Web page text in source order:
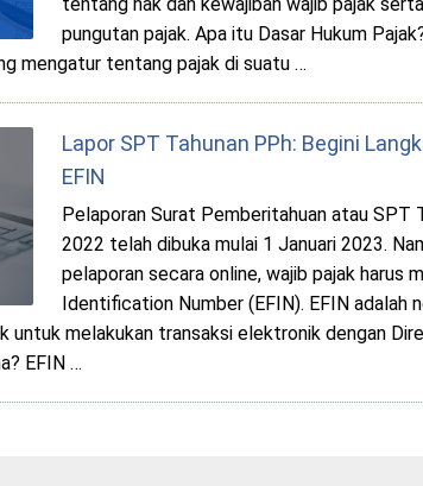
pungutan pajak. Apa itu Dasar Hukum
mengatur tentang pajak di suatu …
Lapor SPT Tahunan PPh: Begini
EFIN
Pelaporan Surat Pemberitahuan atau SPT
2022 telah dibuka mulai 1 Januari 2023.
pelaporan secara online, wajib pajak harus
Identification Number (EFIN). EFIN adalah
untuk melakukan transaksi elektronik dengan
EFIN …